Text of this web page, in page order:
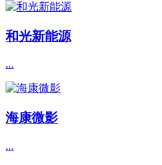
和光新能源
...
海康微影
...